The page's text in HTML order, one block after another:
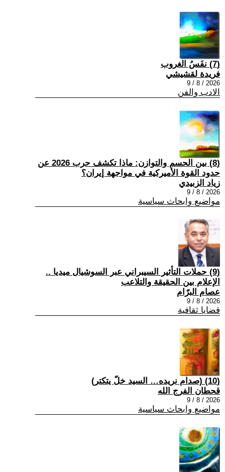
(7) نفَسُ الغروب
فريدة لقشيشي
2026 / 8 / 9
الادب والفن
(8) بين الحسم والتوازن: ماذا تكشف حرب 2026 عن
حدود القوة الأميركية في مواجهة إيران؟
زياد الزبيدي
2026 / 8 / 9
مواضيع وابحاث سياسية
(9) حملات التأثير السيبراني عبر السوشيال ميديا ..
الإعلام بين الحقيقة والتلاعب
عصام البرّام
2026 / 8 / 9
قضايا ثقافية
(10) (صدام نريده… السيد خلّ يتكتر)
قحطان الفرج الله
2026 / 8 / 9
مواضيع وابحاث سياسية